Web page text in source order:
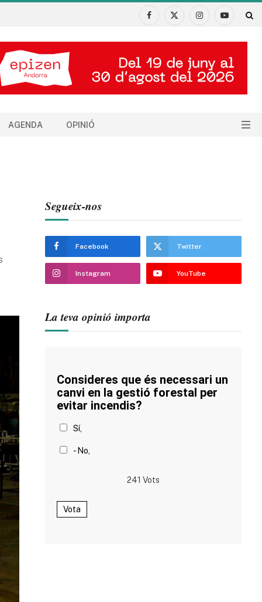
Facebook
X
InstagramYouTube
AGENDA OPINIÓ
Segueix-nos
Facebook Twitter
Instagram YouTube
La teva opinió importa
Consideres que és necessari un
canvi en la gestió forestal per
evitar incendis?
Sí,
- No,
241 Vots
Vota